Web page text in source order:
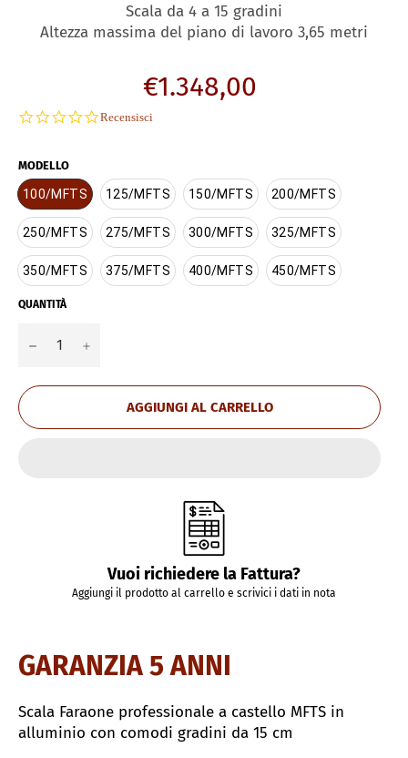
Scala da 4 a 15 gradini
Altezza massima del piano di lavoro 3,65 metri
Prezzo
di
listino
€1.348,00
0.0
Recensisci
MODELLO
100/MFTS 125/MFTS 150/MFTS 200/MFTS
250/MFTS 275/MFTS 300/MFTS 325/MFTS
350/MFTS 375/MFTS 400/MFTS 450/MFTS
QUANTITÀ
− +
AGGIUNGI AL CARRELLO
Vuoi richiedere la Fattura?
Aggiungi il prodotto al carrello e scrivici i dati in nota
GARANZIA 5 ANNI
Scala Faraone professionale a castello MFTS in
alluminio con comodi gradini da 15 cm